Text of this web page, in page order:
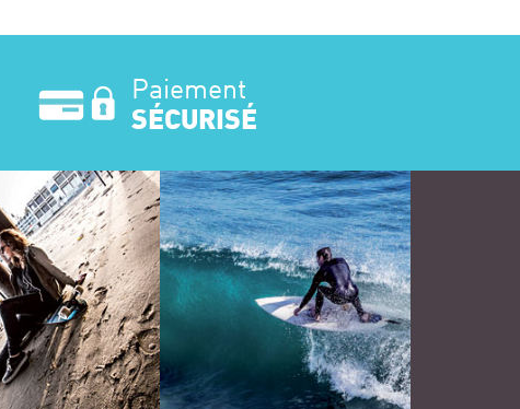
Paiement
SÉCURISÉ